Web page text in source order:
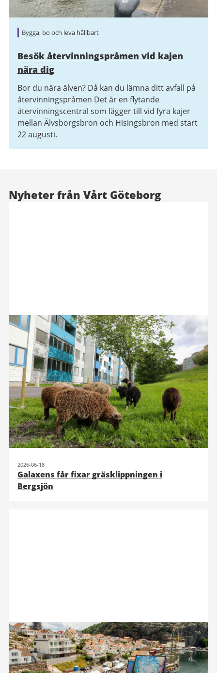
Bygga, bo och leva hållbart
Besök återvinningspråmen vid kajen
nära dig
Bor du nära älven? Då kan du lämna ditt avfall på
återvinningspråmen Det är en flytande
återvinningscentral som lägger till vid fyra kajer
mellan Älvsborgsbron och Hisingsbron med start
22 augusti.
Nyheter från Vårt Göteborg
2026-06-18
Galaxens får fixar gräsklippningen i
Bergsjön